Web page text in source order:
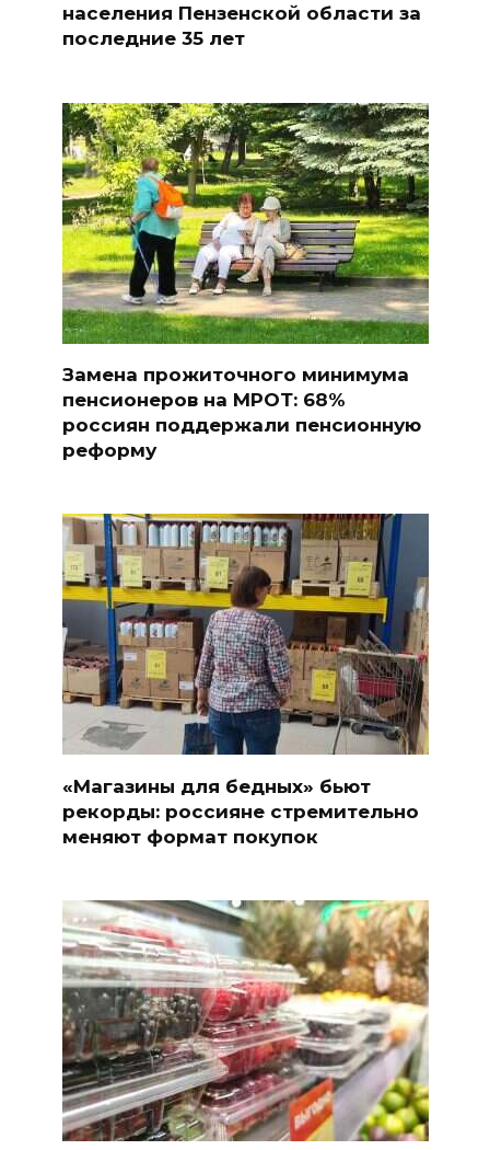
населения Пензенской области за
последние 35 лет
Замена прожиточного минимума
пенсионеров на МРОТ: 68%
россиян поддержали пенсионную
реформу
«Магазины для бедных» бьют
рекорды: россияне стремительно
меняют формат покупок